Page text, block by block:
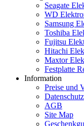
Seagate
WD
Samsung
Toshiba
Fujitsu
Hitachi
Maxtor
Festplatte
Information
Preise und
Datenschutz
AGB
Site Map